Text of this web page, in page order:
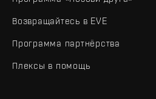
Возвращайтесь в EVE
Программа партнёрства
Плексы в помощь